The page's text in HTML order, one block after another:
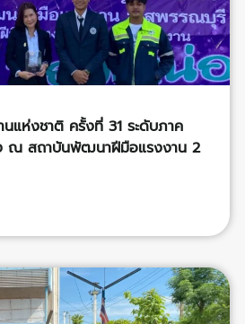
แห่งชาติ ครั้งที่ 31 ระดับภาค
ณ สถาบันพัฒนาฝีมือแรงงาน 2